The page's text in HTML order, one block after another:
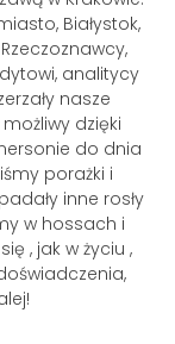
Białystok,
analitycy
nasze
dzięki
do dnia
porażki i
inne rosły
w hossach i
, jak w życiu ,